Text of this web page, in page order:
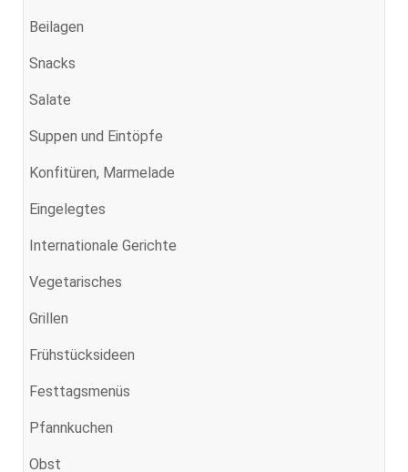
Beilagen
Snacks
Salate
Suppen und Eintöpfe
Konfitüren, Marmelade
Eingelegtes
Internationale Gerichte
Vegetarisches
Grillen
Frühstücksideen
Festtagsmenüs
Pfannkuchen
Obst